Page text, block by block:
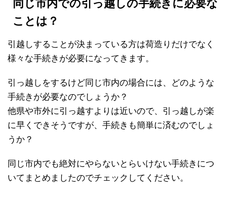
同じ市内での引っ越しの手続きに必要な
ことは？
引越しすることが決まっている方は荷造りだけでなく
様々な手続きが必要になってきます。
引っ越しをするけど同じ市内の場合には、どのような
手続きが必要なのでしょうか？
他県や市外に引っ越すよりは近いので、引っ越しが楽
に早くできそうですが、手続きも簡単に済むのでしょ
うか？
同じ市内でも絶対にやらないとらいけない手続きにつ
いてまとめましたのでチェックしてください。